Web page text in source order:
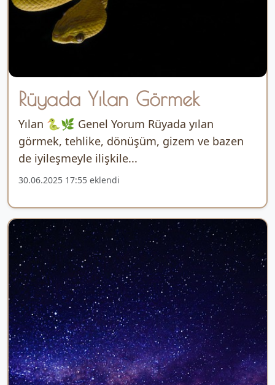
Rüyada Yılan Görmek
Yılan 🐍🌿 Genel Yorum Rüyada yılan
görmek, tehlike, dönüşüm, gizem ve bazen
de iyileşmeyle ilişkile...
30.06.2025 17:55 eklendi